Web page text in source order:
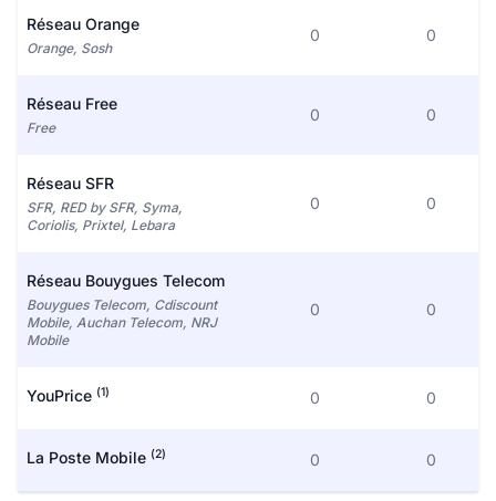
Réseau Orange
Orange, Sosh
0 0
Réseau Free
Free
0 0
Réseau SFR
SFR, RED by SFR, Syma,
Coriolis, Prixtel, Lebara
0 0
Réseau Bouygues Telecom
Bouygues Telecom, Cdiscount
Mobile, Auchan Telecom, NRJ
Mobile
0 0
YouPrice (1) 0 0
La Poste Mobile (2) 0 0